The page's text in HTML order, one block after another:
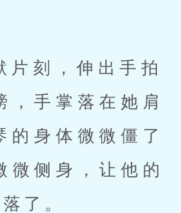
，手掌落在她肩
的身体微微僵了
微侧身，让他的
了。